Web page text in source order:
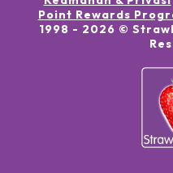
Point Rewards
1998 - 2026 ©